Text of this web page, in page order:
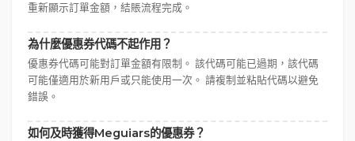
重新顯示訂單金額，結賬流程完成。
為什麼優惠券代碼不起作用？
優惠券代碼可能對訂單金額有限制。 該代碼可能已過期，該代碼
可能僅適用於新用戶或只能使用一次。 請複制並粘貼代碼以避免
錯誤。
如何及時獲得Meguiars的優惠券？